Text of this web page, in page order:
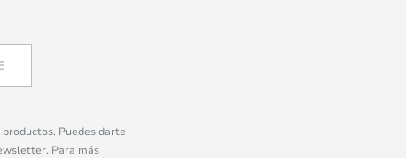
Puedes darte
Para más